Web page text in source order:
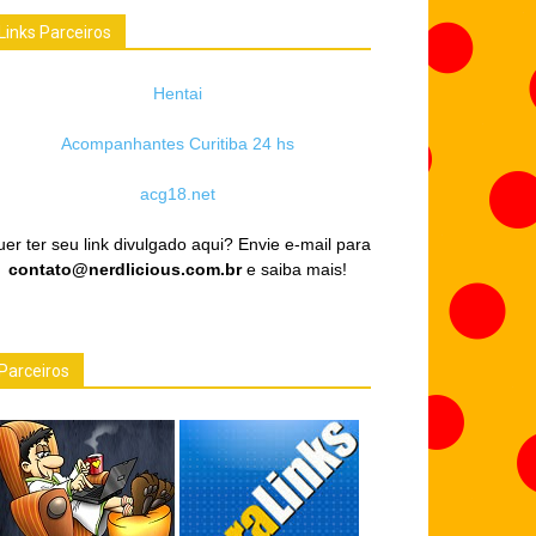
Parceiros
Hentai
Acompanhantes Curitiba 24 hs
acg18.net
ter seu link divulgado aqui? Envie e-mail para
contato@nerdlicious.com.bre saiba mais!